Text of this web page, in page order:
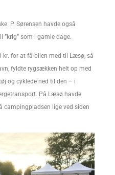
P. Sørensen havde også
som i gamle dage.
for at få bilen med til Læsø, så
fyldte rygsækken helt op med
og cyklede ned til den – i
På Læsø havde
campingpladsen lige ved siden